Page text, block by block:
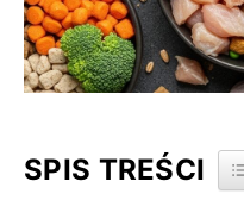
SPIS TREŚCI